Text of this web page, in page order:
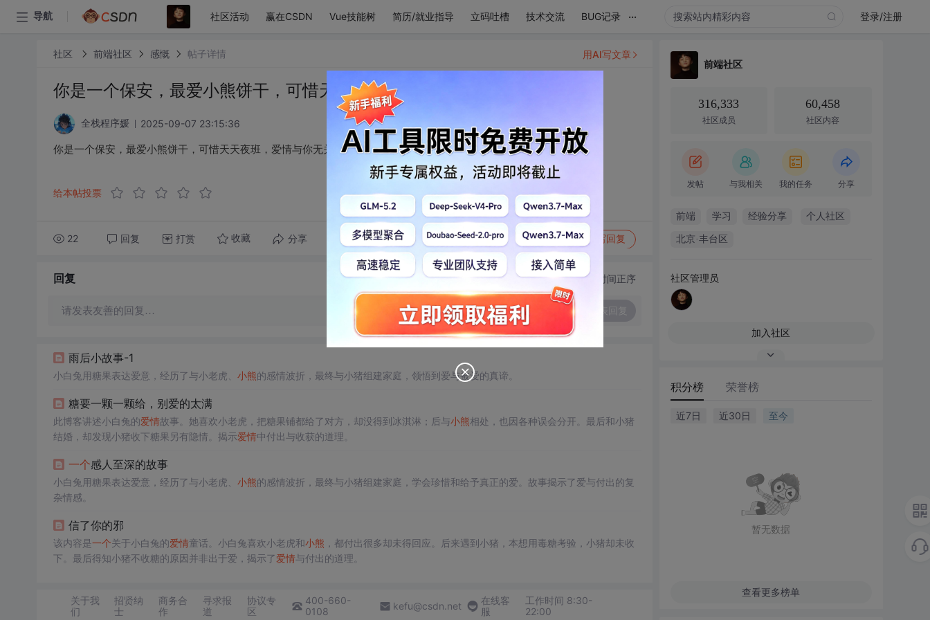
导航 社区活动 赢在CSDN Vue技能树 简历/就业指导 立码吐槽 技术交流 BUG记录 ... 登录/注册
社区 前端社区 感慨 帖子详情
你是一个保安，最爱小熊饼干，可惜天天夜班，爱情与你无关
全栈程序媛 2025-09-07 23:15:36
你是一个保安，最爱小熊饼干，可惜天天夜班，爱情与你无关
给本帖投票
22 回复 打赏 收藏 分享 转发到动态 举报 写回复
用AI写文章
回复 切换为时间正序
请发表友善的回复…
雨后小故事-1
小白兔用糖果表达爱意，经历了与小老虎、 小熊的感情波折，最终与小猪组建家庭，领悟到爱与被爱的真谛。
糖要一颗一颗给，别爱的太满
此博客讲述小白兔的爱情故事。她喜欢小老虎，把糖果铺都给了对方，却没得到冰淇淋；后与小熊相处，也因各种误会分开。最后和小猪
结婚，却发现小猪收下糖果另有隐情。揭示爱情中付出与收获的道理。
一个感人至深的故事
小白兔用糖果表达爱意，经历了与小老虎、 小熊的感情波折，最终与小猪组建家庭，学会珍惜和给予真正的爱。故事揭示了爱与付出的复
杂情感。
信了你的邪
该内容是一个关于小白兔的爱情童话。小白兔喜欢小老虎和小熊 ，都付出很多却未得回应。后来遇到小猪，本想用毒糖考验，小猪却未收
下。最后得知小猪不收糖的原因并非出于爱，揭示了爱情与付出的道理。
关于我
们
招贤纳
士
商务合
作
寻求报
道
协议专
区
400-660-
0108
kefu@csdn.net
在线客
服
工作时间 8:30-
22:00
前端社区
316,333
社区成员
60,458
社区内容
发帖 与我相关 我的任务 分享
前端 学习 经验分享 个人社区
北京·丰台区
社区管理员
加入社区
积分榜 荣誉榜
近7日 近30日 至今
暂无数据
查看更多榜单